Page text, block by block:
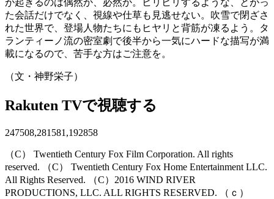
が起きるのは偶然か、必然か。ヒリヒリするような、とがっ
た会話だけでなく、視線や仕草も見逃せない。吹雪で閉ざさ
れた世界で、登場人物たちにもヒヤリと背筋が凍るよう。タ
ランティーノ流の密室劇で後半から一気にハードな描写が満
載になるので、苦手な方はご注意を。
（文・神野栄子）
Rakuten TVで視聴する
247508,281581,192858
（C） Twentieth Century Fox Film Corporation. All rights
reserved. （C） Twentieth Century Fox Home Entertainment LLC.
All Rights Reserved. （C）2016 WIND RIVER
PRODUCTIONS, LLC. ALL RIGHTS RESERVED. （ｃ）